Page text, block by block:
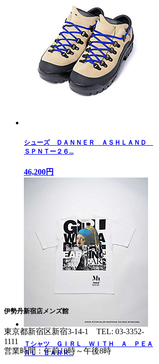
シューズ ＤＡＮＮＥＲ ＡＳＨＬＡＮＤ
ＳＰＮＴー２６...
46,200円
Ｔシャツ ＧＩＲＬ ＷＩＴＨ Ａ ＰＥＡ
ＲＬ ＥＡＲＲ...
伊勢丹新宿店メンズ館
東京都新宿区新宿3-14-1 TEL: 03-3352-
1111
営業時間：午前10時～午後8時